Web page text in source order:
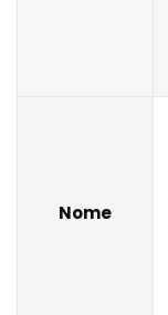
Nome